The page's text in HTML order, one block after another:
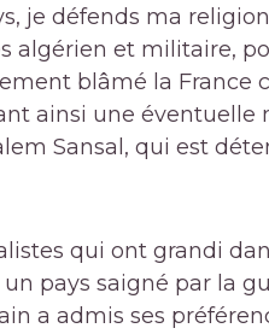
je défends ma
algérien et militaire,
blâmé la France
ainsi une éventuelle
Sansal, qui est
qui ont grandi
pays saigné par la
a admis ses